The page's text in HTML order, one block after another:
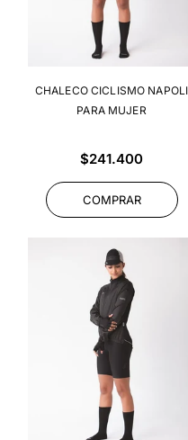
CHALECO CICLISMO NAPOLI
PARA MUJER
Precio
$241.400
COMPRAR